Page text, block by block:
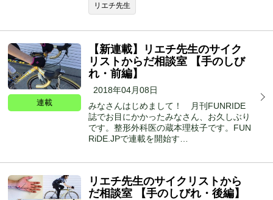
リエチ先生
連載
【新連載】リエチ先生のサイク
リストからだ相談室 【手のしび
れ・前編】
2018年04月08日
みなさんはじめまして！ 月刊FUNRIDE
誌でお目にかかったみなさん、お久しぶり
です。整形外科医の蔵本理枝子です。FUN
RiDE.JPで連載を開始す…
リエチ先生のサイクリストから
だ相談室 【手のしびれ・後編】